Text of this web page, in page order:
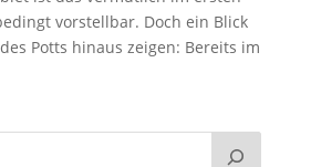
vorstellbar. Doch ein Blick
Potts hinaus zeigen: Bereits im